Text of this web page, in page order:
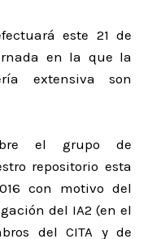
este 21 de
en la que la
extensiva son
el grupo de
repositorio esta
con motivo del
del IA2 (en el
del CITA y de